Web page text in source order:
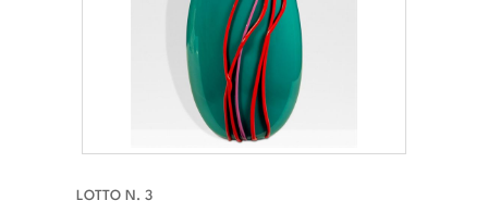
LOTTO N. 3